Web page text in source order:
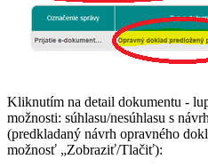
Kliknutím na detail dokumentu -
možnosti: súhlasu/nesúhlasu s
(predkladaný návrh opravného
možnosť „Zobraziť/Tlačiť):